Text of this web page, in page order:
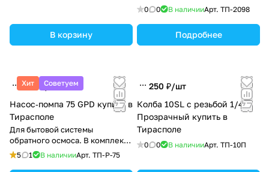
В корзину
осмоса)
0 0 В наличииАрт. ТП-2098
Подробнее
Хит Советуем
680 ₽/шт
Насос‑помпа 75 GPD купить в
Тирасполе
Для бытовой системы
обратного осмоса. В комплекте
2 фитинга
5 1 В наличииАрт. TП-P-75
250 ₽/шт
Колба 10SL с резьбой 1/4″
Прозрачный купить в
Тирасполе
0 0 В наличииАрт. ТП-10П